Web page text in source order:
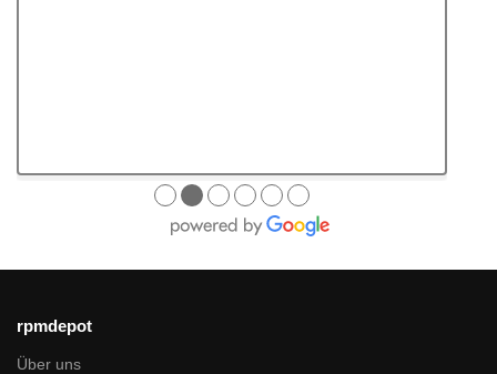
●●●●●●
rpmdepot
Über uns